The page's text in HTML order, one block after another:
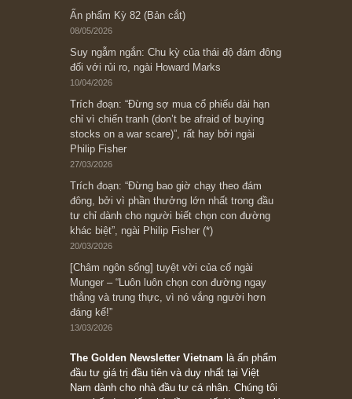
Bài viết gần đây nhất
[Châm ngôn sống] “Làm sao để trở nên giàu
có? Hãy kỷ luật chuẩn bị từng bước một cho
người nào xứng đáng, thì ắt sẽ trở nên giàu
có (*)” – cố ngài Charlie Munger
05/06/2026
Ấn phẩm Kỳ 82 (Bản cắt)
08/05/2026
Suy ngẫm ngắn: Chu kỳ của thái độ đám đông
đối với rủi ro, ngài Howard Marks
10/04/2026
Trích đoạn: “Đừng sợ mua cổ phiếu dài hạn
chỉ vì chiến tranh (don’t be afraid of buying
stocks on a war scare)”, rất hay bởi ngài
Philip Fisher
27/03/2026
Trích đoạn: “Đừng bao giờ chạy theo đám
đông, bởi vì phần thưởng lớn nhất trong đầu
tư chỉ dành cho người biết chọn con đường